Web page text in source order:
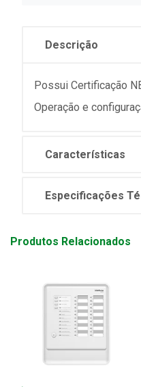
Descrição
Possui Certificação
Operação e
Características
Especificações
Produtos Relacionados